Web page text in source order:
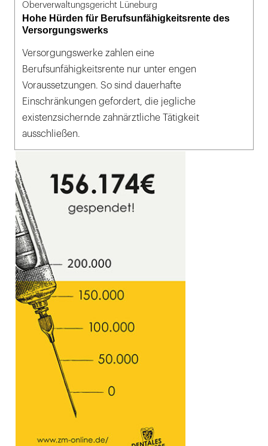
Oberverwaltungsgericht Lüneburg
Hohe Hürden für Berufsunfähigkeitsrente des
Versorgungswerks
Versorgungswerke zahlen eine
Berufsunfähigkeitsrente nur unter engen
Voraussetzungen. So sind dauerhafte
Einschränkungen gefordert, die jegliche
existenzsichernde zahnärztliche Tätigkeit
ausschließen.